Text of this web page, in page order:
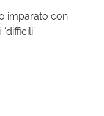
imparato con